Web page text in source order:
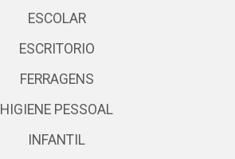
ESCOLAR
ESCRITORIO
FERRAGENS
HIGIENE PESSOAL
INFANTIL